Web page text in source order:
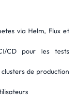
via Helm, Flux et
CD pour les tests
de production